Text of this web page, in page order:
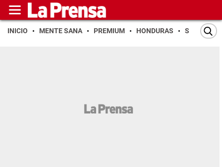
INICIO MENTE SANA PREMIUM HONDURAS SAN PEDRO